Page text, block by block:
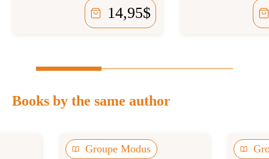
14,95$
Books by the same author
Groupe Modus